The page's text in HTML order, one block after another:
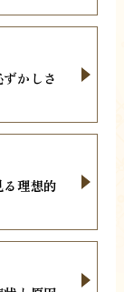
かしさ
理想的